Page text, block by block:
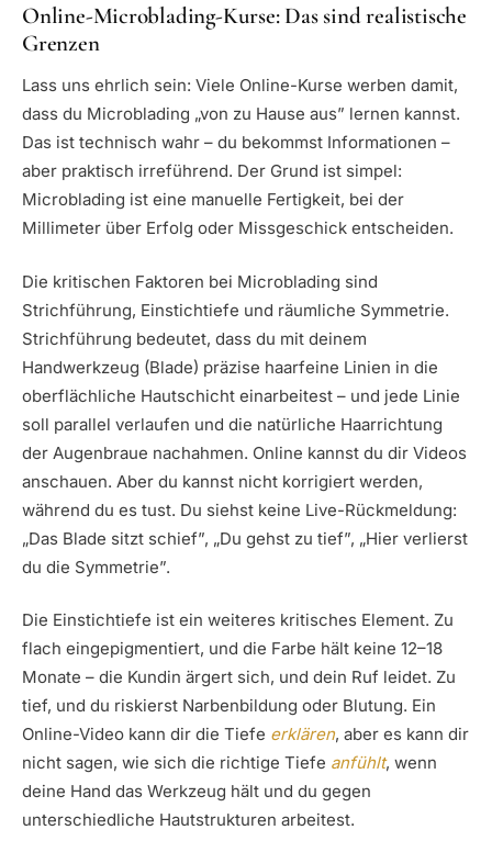
Online-Microblading-Kurse: Das sind realistische
Grenzen
Lass uns ehrlich sein: Viele Online-Kurse werben damit,
dass du Microblading „von zu Hause aus” lernen kannst.
Das ist technisch wahr – du bekommst Informationen –
aber praktisch irreführend. Der Grund ist simpel:
Microblading ist eine manuelle Fertigkeit, bei der
Millimeter über Erfolg oder Missgeschick entscheiden.
Die kritischen Faktoren bei Microblading sind
Strichführung, Einstichtiefe und räumliche Symmetrie.
Strichführung bedeutet, dass du mit deinem
Handwerkzeug (Blade) präzise haarfeine Linien in die
oberflächliche Hautschicht einarbeitest – und jede Linie
soll parallel verlaufen und die natürliche Haarrichtung
der Augenbraue nachahmen. Online kannst du dir Videos
anschauen. Aber du kannst nicht korrigiert werden,
während du es tust. Du siehst keine Live-Rückmeldung:
„Das Blade sitzt schief”, „Du gehst zu tief”, „Hier verlierst
du die Symmetrie”.
Die Einstichtiefe ist ein weiteres kritisches Element. Zu
flach eingepigmentiert, und die Farbe hält keine 12–18
Monate – die Kundin ärgert sich, und dein Ruf leidet. Zu
tief, und du riskierst Narbenbildung oder Blutung. Ein
Online-Video kann dir die Tiefe erklären, aber es kann dir
nicht sagen, wie sich die richtige Tiefe anfühlt, wenn
deine Hand das Werkzeug hält und du gegen
unterschiedliche Hautstrukturen arbeitest.